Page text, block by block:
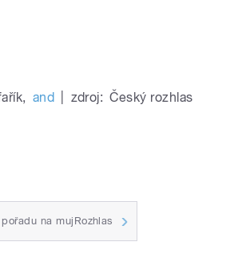
, and zdroj: Český rozhlas
na mujRozhlas